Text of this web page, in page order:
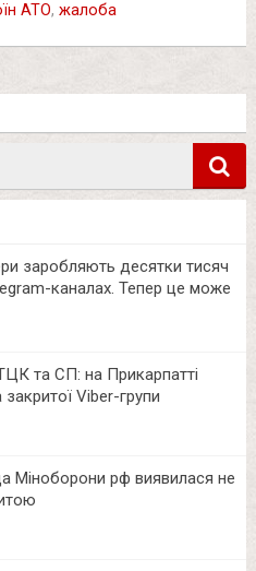
АТО, жалоба
заробляють десятки тисяч
каналах. Тепер це може
та СП: на Прикарпатті
Viber-групи
Міноборони рф виявилася не